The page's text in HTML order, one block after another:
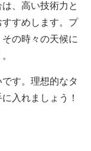
、高い技術力と
すめします。プ
の時々の天候に
す。理想的なタ
入れましょう！